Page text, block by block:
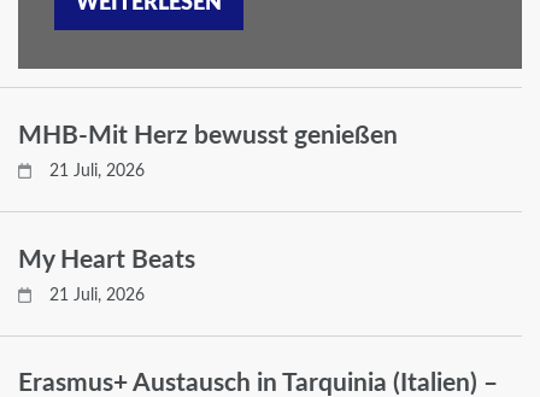
MHB-Mit Herz bewusst genießen
21 Juli, 2026
My Heart Beats
21 Juli, 2026
Erasmus+ Austausch in Tarquinia (Italien) –